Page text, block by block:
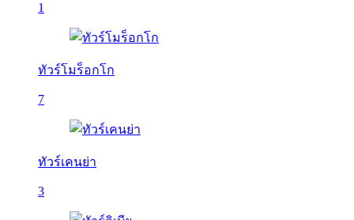
1
ทัวร์โมร็อกโก
7
ทัวร์เคนย่า
3